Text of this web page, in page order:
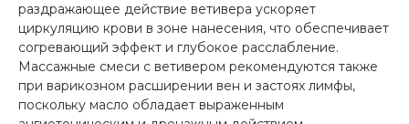
раздражающее действие ветивера ускоряет
циркуляцию крови в зоне нанесения, что обеспечивает
согревающий эффект и глубокое расслабление.
Массажные смеси с ветивером рекомендуются также
при варикозном расширении вен и застоях лимфы,
поскольку масло обладает выраженным